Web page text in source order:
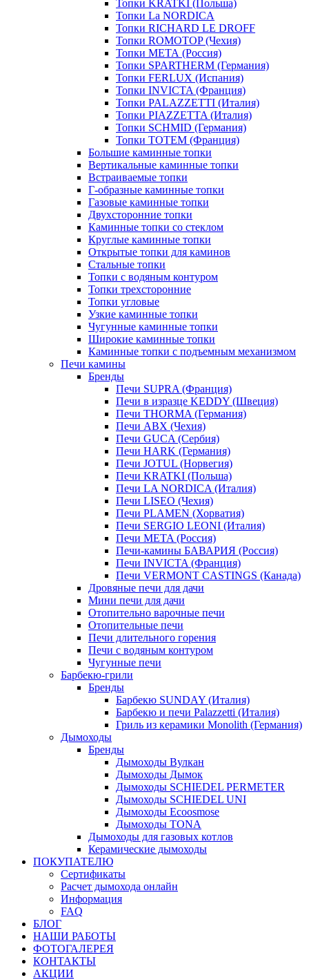
Топки KRATKI (Польша)
Топки La NORDICA
Топки RICHARD LE DROFF
Топки ROMOTOP (Чехия)
Топки МЕТА (Россия)
Топки SPARTHERM (Германия)
Топки FERLUX (Испания)
Топки INVICTA (Франция)
Топки PALAZZETTI (Италия)
Топки PIAZZETTA (Италия)
Топки SCHMID (Германия)
Топки TOTEM (Франция)
Большие каминные топки
Вертикальные каминные топки
Встраиваемые топки
Г-образные каминные топки
Газовые каминные топки
Двухсторонние топки
Каминные топки со стеклом
Круглые каминные топки
Открытые топки для каминов
Стальные топки
Топки с водяным контуром
Топки трехсторонние
Топки угловые
Узкие каминные топки
Чугунные каминные топки
Широкие каминные топки
Каминные топки с подъемным механизмом
Печи камины
Бренды
Печи SUPRA (Франция)
Печи в изразце KEDDY (Швеция)
Печи THORMA (Германия)
Печи ABX (Чехия)
Печи GUCA (Сербия)
Печи HARK (Германия)
Печи JOTUL (Норвегия)
Печи KRATKI (Польша)
Печи LA NORDICA (Италия)
Печи LISEO (Чехия)
Печи PLAMEN (Хорватия)
Печи SERGIO LEONI (Италия)
Печи META (Россия)
Печи-камины БАВАРИЯ (Россия)
Печи INVICTA (Франция)
Печи VERMONT CASTINGS (Канада)
Дровяные печи для дачи
Мини печи для дачи
Отопительно варочные печи
Отопительные печи
Печи длительного горения
Печи с водяным контуром
Чугунные печи
Барбекю-грили
Бренды
Барбекю SUNDAY (Италия)
Барбекю и печи Palazzetti (Италия)
Гриль из керамики Monolith (Германия)
Дымоходы
Бренды
Дымоходы Вулкан
Дымоходы Дымок
Дымоходы SCHIEDEL PERMETER
Дымоходы SCHIEDEL UNI
Дымоходы Ecoosmose
Дымоходы TONA
Дымоходы для газовых котлов
Керамические дымоходы
ПОКУПАТЕЛЮ
Сертификаты
Расчет дымохода онлайн
Информация
FAQ
БЛОГ
НАШИ РАБОТЫ
ФОТОГАЛЕРЕЯ
КОНТАКТЫ
АКЦИИ